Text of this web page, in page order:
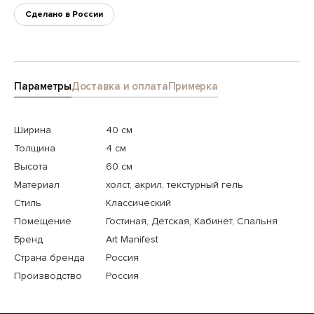
Сделано в России
ПараметрыДоставка и оплатаПримерка
Ширина
40 см
Толщина
4 см
Высота
60 см
Материал
холст, акрил, текстурный гель
Стиль
Классический
Помещение
Гостиная, Детская, Кабинет, Спальня
Бренд
Art Manifest
Страна бренда
Россия
Производство
Россия